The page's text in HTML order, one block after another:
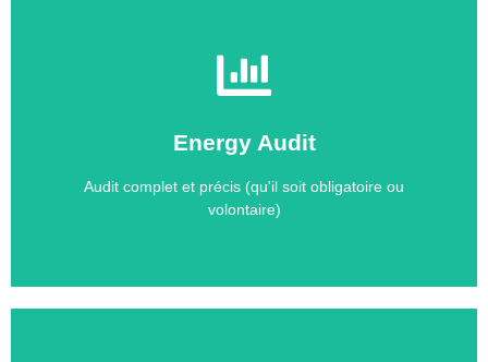
Energy Audit
Audit complet et précis (qu'il soit obligatoire ou
volontaire)
L'audit va plus loin en analysant en profondeur toutes
technologies à implémenter et leurs investissements
Contact